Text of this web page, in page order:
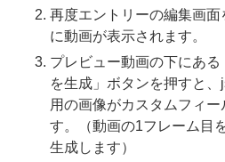
再度エントリーの編集画
に動画が表示されます。
プレビュー動画の下にあ
を生成」ボタンを押すと
用の画像がカスタムフィ
す。（動画の1フレーム目
生成します）